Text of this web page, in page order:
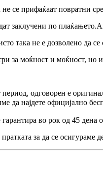
се прифаќаат повратни
заклучени по
така не е дозволено да
за моќност и моќност, но
одговорен е
да најдете официјално
во рок од 45 дена
за да се осигураме